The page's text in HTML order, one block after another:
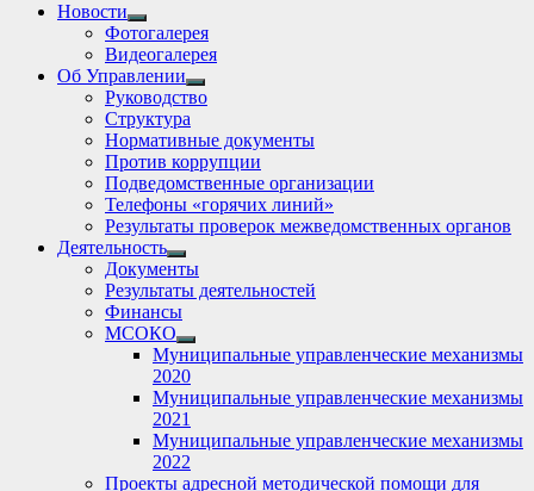
Новости
Show
sub
menu
Фотогалерея
Видеогалерея
Об Управлении
Show
sub
Руководство
Структура
Нормативные документы
Против коррупции
Подведомственные организации
Телефоны «горячих линий»
Результаты проверок межведомственных органов
Деятельность
Show
sub
menu
Документы
Результаты деятельностей
Финансы
МСОКО
Show
sub
menu
Муниципальные управленческие механизмы
2020
Муниципальные управленческие механизмы
2021
Муниципальные управленческие механизмы
2022
Проекты адресной методической помощи для